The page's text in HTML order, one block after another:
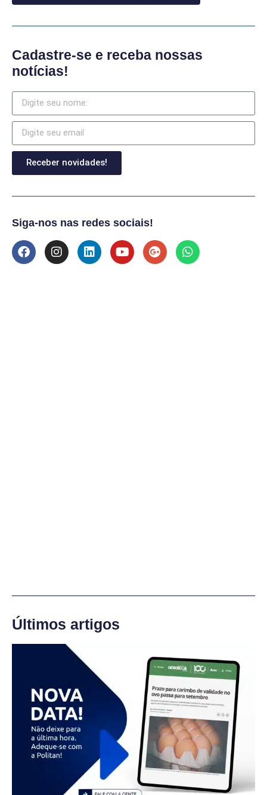
Cadastre-se e receba nossas
notícias!
Receber novidades!
Siga-nos nas redes sociais!
Últimos artigos